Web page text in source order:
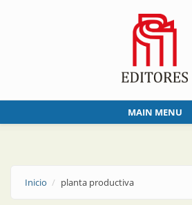
MAIN MENU
Inicio planta productiva